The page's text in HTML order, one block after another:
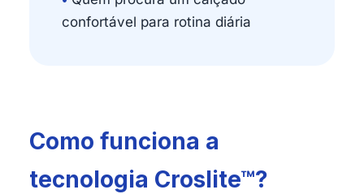
confortável para rotina diária
Como funciona a
tecnologia Croslite™?